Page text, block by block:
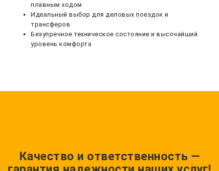
плавным ходом
Идеальный выбор для деловых поездок и
трансферов
Безупречное техническое состояние и высочайший
уровень комфорта
Качество и ответственность —